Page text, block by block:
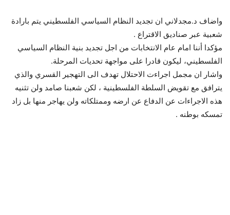
واضاف د.مجدلاني ان تجديد النظام السياسي الفلسطيني يتم بارادة
شعبية عبر صناديق الاقتراع .
مؤكدا أننا امام عام الانتخابات من اجل تجديد بنية النظام السياسي
الفلسطيني، ليكون قادرا على مواجهة تحديات المرحلة.
واشار ان مجمل اجراءت الاحتلال تهدف الى التهجير القسري والذي
يترافق مع تقويض السلطة الفلسطينية ، لكن شعبنا صامد ولن تثنيه
هذه الاجراءات عن الدفاع عن ارضه وممتلكاته ولن يهاجر منها بل زاد
تمسكه بوطنه .